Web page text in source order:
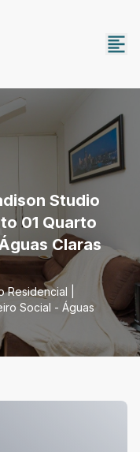
Studio
01 Quarto
Claras
Residencial |
Social - Águas